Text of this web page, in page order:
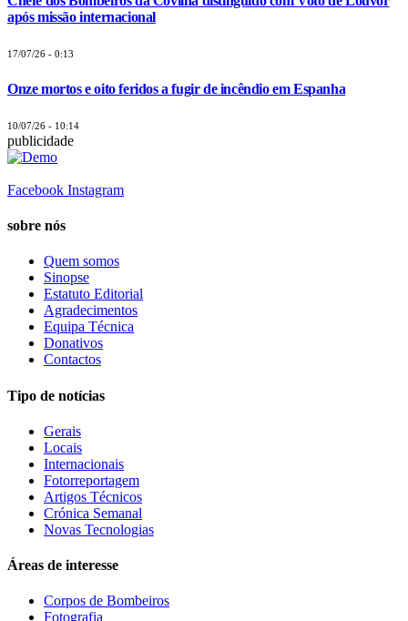
após missão internacional
17/07/26 - 0:13
Onze mortos e oito feridos a fugir de incêndio em Espanha
10/07/26 - 10:14
publicidade
Facebook Instagram
sobre nós
Quem somos
Sinopse
Estatuto Editorial
Agradecimentos
Equipa Técnica
Donativos
Contactos
Tipo de notícias
Gerais
Locais
Internacionais
Fotorreportagem
Artigos Técnicos
Crónica Semanal
Novas Tecnologias
Áreas de interesse
Corpos de Bombeiros
Fotografia